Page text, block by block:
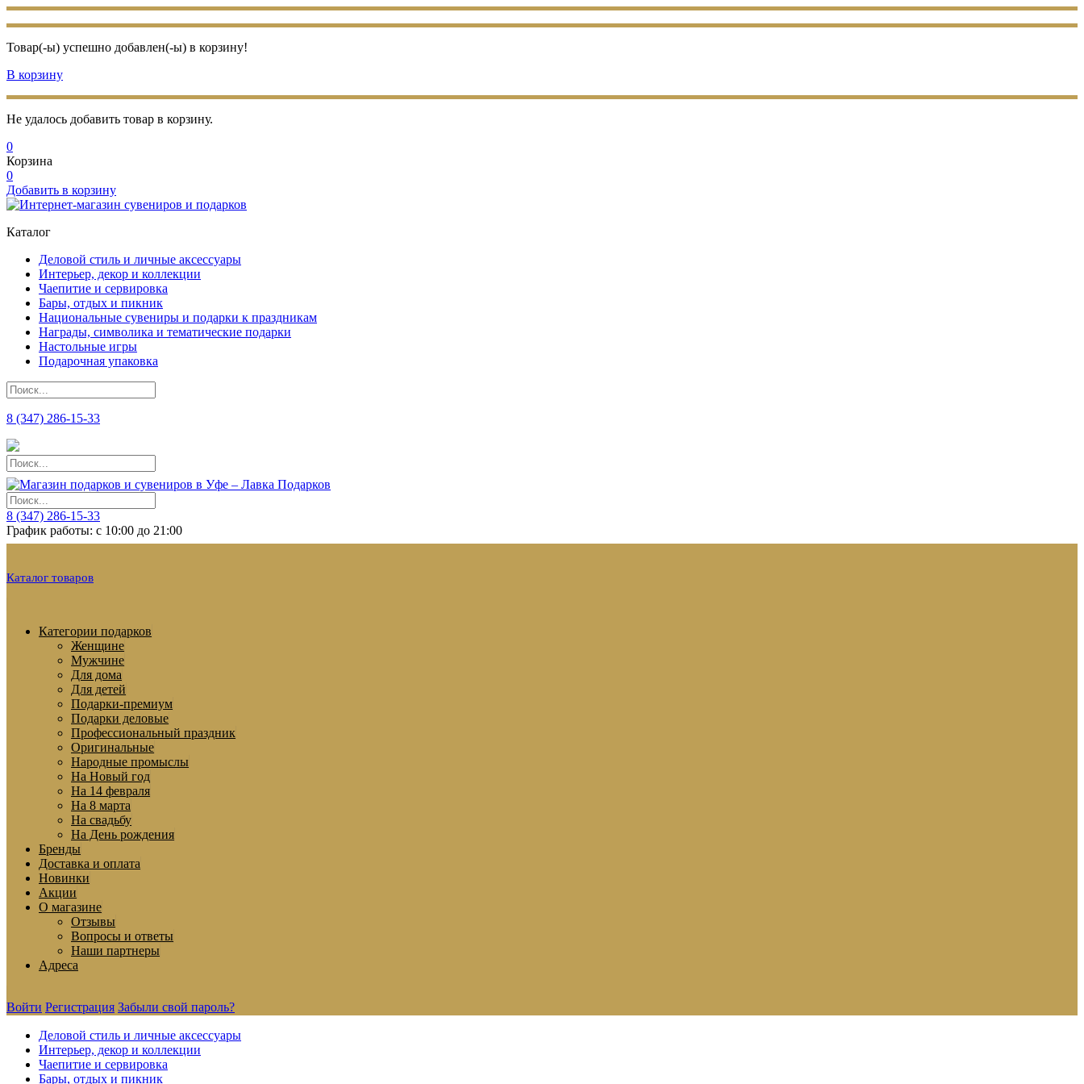
Товар(-ы) успешно добавлен(-ы) в корзину!
В корзину
Не удалось добавить товар в корзину.
0
Корзина
0
Добавить в корзину
Каталог
Деловой стиль и личные аксессуары
Интерьер, декор и коллекции
Чаепитие и сервировка
Бары, отдых и пикник
Национальные сувениры и подарки к праздникам
Награды, символика и тематические подарки
Настольные игры
Подарочная упаковка
8 (347) 286-15-33
8 (347) 286-15-33
График работы: с 10:00 до 21:00
Каталог товаров
Категории подарков
Женщине
Мужчине
Для дома
Для детей
Подарки-премиум
Подарки деловые
Профессиональный праздник
Оригинальные
Народные промыслы
На Новый год
На 14 февраля
На 8 марта
На свадьбу
На День рождения
Бренды
Доставка и оплата
Новинки
Акции
О магазине
Отзывы
Вопросы и ответы
Наши партнеры
Адреса
Войти Регистрация Забыли свой пароль?
Деловой стиль и личные аксессуары
Интерьер, декор и коллекции
Чаепитие и сервировка
Бары, отдых и пикник